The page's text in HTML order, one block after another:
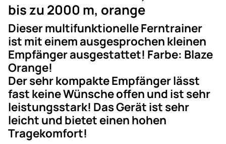
bis zu 2000 m, orange
Dieser multifunktionelle Ferntrainer
ist mit einem ausgesprochen kleinen
Empfänger ausgestattet! Farbe: Blaze
Orange!
Der sehr kompakte Empfänger lässt
fast keine Wünsche offen und ist sehr
leistungsstark! Das Gerät ist sehr
leicht und bietet einen hohen
Tragekomfort!